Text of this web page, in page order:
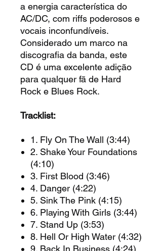
a energia característica do
AC/DC, com riffs poderosos e
vocais inconfundíveis.
Considerado um marco na
discografia da banda, este
CD é uma excelente adição
para qualquer fã de Hard
Rock e Blues Rock.
Tracklist:
1. Fly On The Wall (3:44)
2. Shake Your Foundations
(4:10)
3. First Blood (3:46)
4. Danger (4:22)
5. Sink The Pink (4:15)
6. Playing With Girls (3:44)
7. Stand Up (3:53)
8. Hell Or High Water (4:32)
9. Back In Business (4:24)